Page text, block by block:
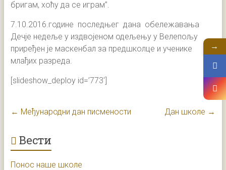
бригам, хоћу да се играм”.
7.10.2016.године последњег дана обележавања
Дечје недеље у издвојеном одељењу у Велепољу
приређен је маскенбал за предшколце и ученике
млађих разреда.
[slideshow_deploy id=’773′]
← Међународни дан писмености Дан школе →
Вести
Понос наше школе
→